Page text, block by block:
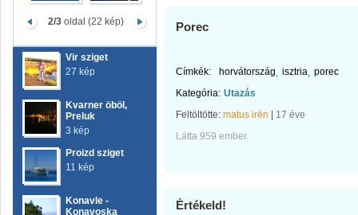
2/3oldal (22 kép)
Vir sziget
27 kép
Kvarner öböl,
Preluk
3 kép
Proizd sziget
11 kép
Konavle -
Konavoska
Porec
Címkék: horvátország isztria porec
Kategória: Utazás
Feltöltötte: matus irén
17 éve
Látta 959 ember.
Értékeld!